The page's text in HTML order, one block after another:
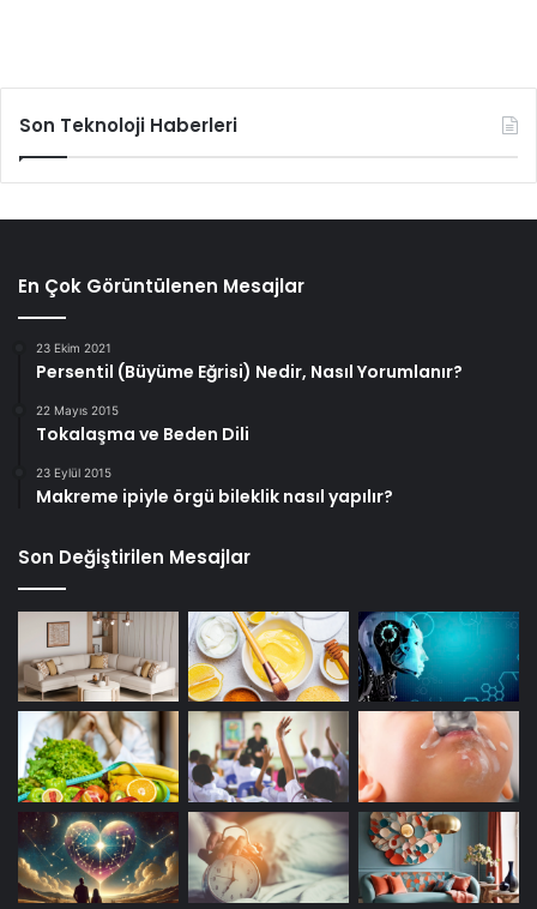
Son Teknoloji Haberleri
En Çok Görüntülenen Mesajlar
23 Ekim 2021
Persentil (Büyüme Eğrisi) Nedir, Nasıl Yorumlanır?
22 Mayıs 2015
Tokalaşma ve Beden Dili
23 Eylül 2015
Makreme ipiyle örgü bileklik nasıl yapılır?
Son Değiştirilen Mesajlar